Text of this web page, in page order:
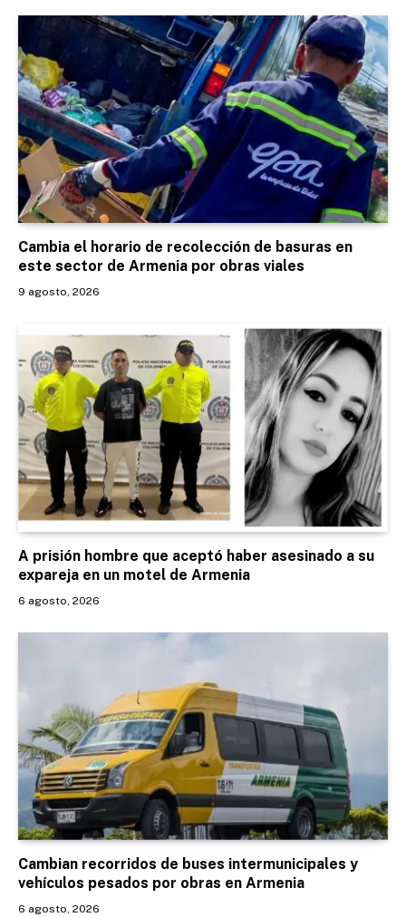
Cambia el horario de recolección de basuras en
este sector de Armenia por obras viales
9 agosto, 2026
A prisión hombre que aceptó haber asesinado a su
expareja en un motel de Armenia
6 agosto, 2026
Cambian recorridos de buses intermunicipales y
vehículos pesados por obras en Armenia
6 agosto, 2026